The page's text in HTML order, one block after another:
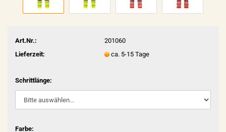
Art.Nr.:
201060
Lieferzeit:
ca. 5-15 Tage
Schrittlänge:
Farbe: